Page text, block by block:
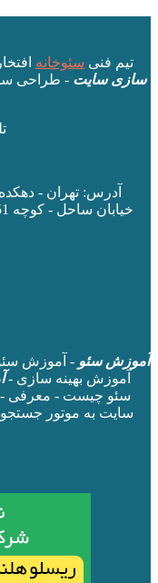
تیم فنی سئوخانه
سازی سایت - طراحی
آدرس: تهران -
خیابان ساحل - کوچه 51 - پلاک 39 - طبقه اول
آموزش سئو - آموزش
آموزش بهینه سازی -
سایت به موتور